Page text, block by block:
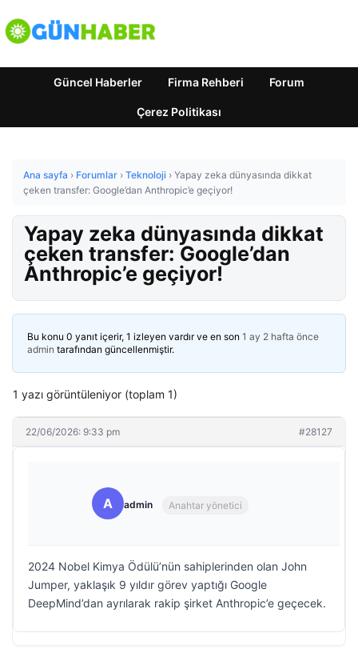
Güncel Haberler Firma Rehberi Forum
Çerez Politikası
Ana sayfa › Forumlar › Teknoloji › Yapay zeka dünyasında dikkat
çeken transfer: Google’dan Anthropic’e geçiyor!
Yapay zeka dünyasında dikkat
çeken transfer: Google’dan
Anthropic’e geçiyor!
Bu konu 0 yanıt içerir, 1 izleyen vardır ve en son 1 ay 2 hafta önce
admin tarafından güncellenmiştir.
1 yazı görüntüleniyor (toplam 1)
22/06/2026: 9:33 pm #28127
A admin Anahtar yönetici
2024 Nobel Kimya Ödülü’nün sahiplerinden olan John
Jumper, yaklaşık 9 yıldır görev yaptığı Google
DeepMind’dan ayrılarak rakip şirket Anthropic’e geçecek.